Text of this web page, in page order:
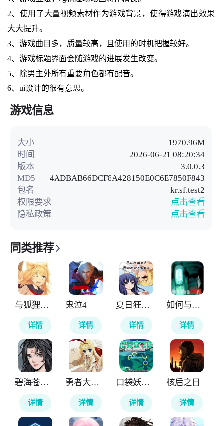
2、使用了大量视频素材作为游戏背景，使得游戏演出效果
大大提升。
3、游戏曲目多，质量较高，且使用的时机把握较好。
4、游戏标题界面会随游戏的进展发生改变。
5、除男主外所有重要角色都有配音。
6、ui设计的很有意思。
游戏信息
大小
1970.96M
时间
2026-06-21 08:20:34
版本
3.0.0.3
MD5
4ADBAB66DCF8A428150E0C6E7850F843
包名
kr.sf.test2
权限要求
点击查看
隐私政策
点击查看
同类推荐
与狐狸的日常
详情
鬼泣4
详情
夏日狂想曲
详情
如何与实体约会
详情
碧海苍云录
详情
勇者大战魔物娘
详情
口袋妖怪神兽领域
详情
核后之日
详情